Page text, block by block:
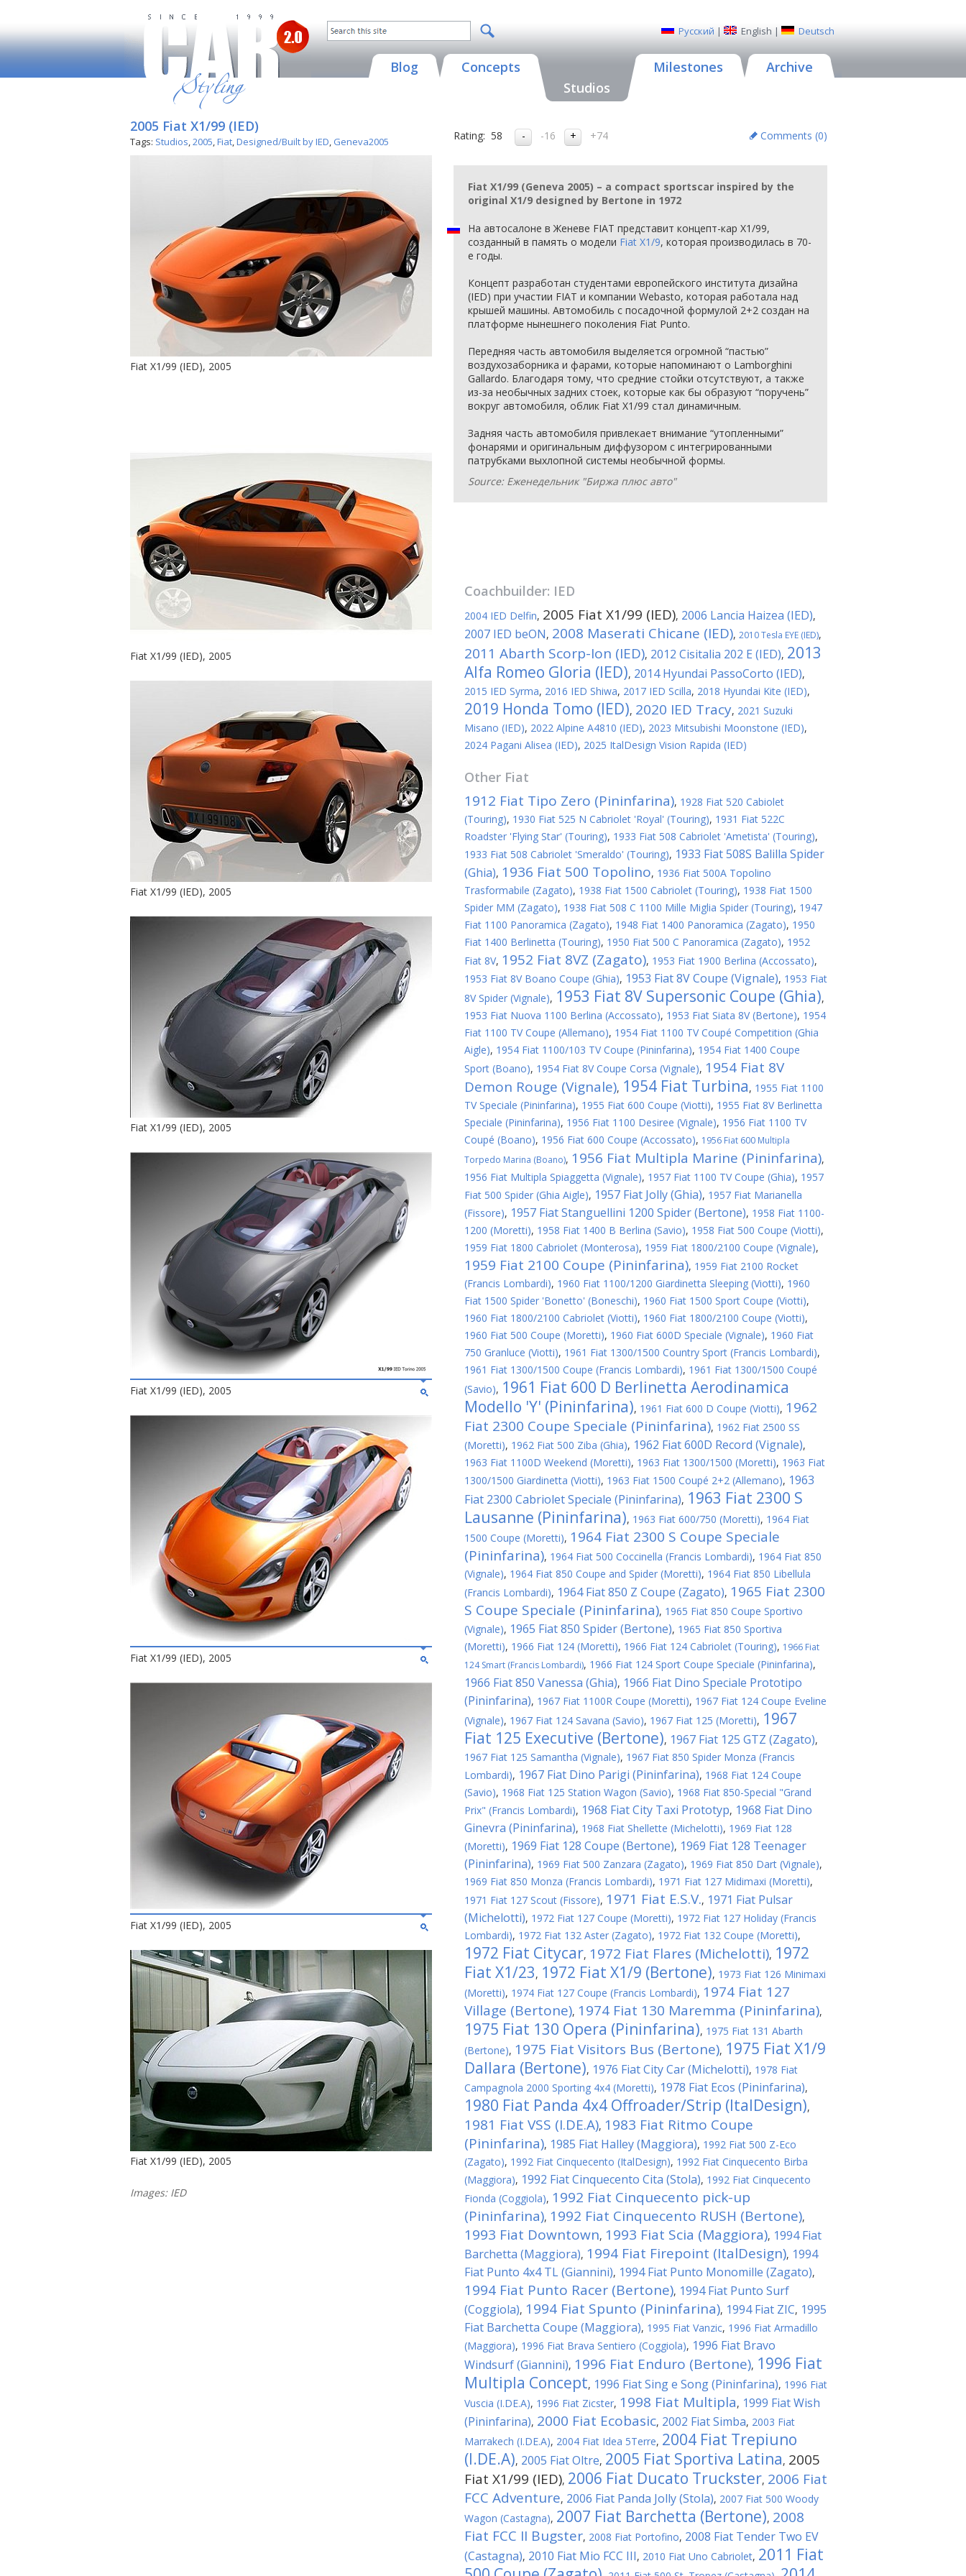
Русский | English | Deutsch
Blog
Concepts
Studios
Milestones Archive
2005 Fiat X1/99 (IED)
Tags: Studios,2005,Fiat,Designed/Built by IED, Geneva2005
Fiat X1/99 (IED), 2005
Fiat X1/99 (IED), 2005
Fiat X1/99 (IED), 2005
Fiat X1/99 (IED), 2005
Fiat X1/99 (IED), 2005
Fiat X1/99 (IED), 2005
Fiat X1/99 (IED), 2005
Fiat X1/99 (IED), 2005
Images: IED
Rating: 58 -16 +74 Comments (0)
Fiat X1/99 (Geneva 2005) – a compact sportscar inspired by the
original X1/9 designed by Bertone in 1972
На автосалоне в Женеве FIAT представит концепт-кар X1/99,
созданный в память о модели Fiat X1/9, которая производилась в 70-
е годы.
Концепт разработан студентами европейского института дизайна
(IED) при участии FIAT и компании Webasto, которая работала над
крышей машины. Автомобиль с посадочной формулой 2+2 создан на
платформе нынешнего поколения Fiat Punto.
Передняя часть автомобиля выделяется огромной “пастью”
воздухозаборника и фарами, которые напоминают о Lamborghini
Gallardo. Благодаря тому, что средние стойки отсутствуют, а также
из-за необычных задних стоек, которые как бы образуют “поручень”
вокруг автомобиля, облик Fiat X1/99 стал динамичным.
Задняя часть автомобиля привлекает внимание “утопленными”
фонарями и оригинальным диффузором с интегрированными
патрубками выхлопной системы необычной формы.
Source: Еженедельник "Биржа плюс авто"
Coachbuilder: IED
2004 IED Delfin, 2005 Fiat X1/99 (IED), 2006 Lancia Haizea (IED),
2007 IED beON, 2008 Maserati Chicane (IED), 2010 Tesla EYE (IED),
2011 Abarth Scorp-Ion (IED), 2012 Cisitalia 202 E (IED), 2013
Alfa Romeo Gloria (IED), 2014 Hyundai PassoCorto (IED),
2015 IED Syrma, 2016 IED Shiwa, 2017 IED Scilla, 2018 Hyundai Kite (IED),
2019 Honda Tomo (IED), 2020 IED Tracy, 2021 Suzuki
Misano (IED), 2022 Alpine A4810 (IED), 2023 Mitsubishi Moonstone (IED),
2024 Pagani Alisea (IED), 2025 ItalDesign Vision Rapida (IED)
Other Fiat
1912 Fiat Tipo Zero (Pininfarina), 1928 Fiat 520 Cabiolet
(Touring), 1930 Fiat 525 N Cabriolet 'Royal' (Touring), 1931 Fiat 522C
Roadster 'Flying Star' (Touring), 1933 Fiat 508 Cabriolet 'Ametista' (Touring),
1933 Fiat 508 Cabriolet 'Smeraldo' (Touring), 1933 Fiat 508S Balilla Spider
(Ghia), 1936 Fiat 500 Topolino, 1936 Fiat 500A Topolino
Trasformabile (Zagato), 1938 Fiat 1500 Cabriolet (Touring), 1938 Fiat 1500
Spider MM (Zagato), 1938 Fiat 508 C 1100 Mille Miglia Spider (Touring), 1947
Fiat 1100 Panoramica (Zagato), 1948 Fiat 1400 Panoramica (Zagato), 1950
Fiat 1400 Berlinetta (Touring), 1950 Fiat 500 C Panoramica (Zagato), 1952
Fiat 8V, 1952 Fiat 8VZ (Zagato), 1953 Fiat 1900 Berlina (Accossato),
1953 Fiat 8V Boano Coupe (Ghia), 1953 Fiat 8V Coupe (Vignale), 1953 Fiat
8V Spider (Vignale), 1953 Fiat 8V Supersonic Coupe (Ghia),
1953 Fiat Nuova 1100 Berlina (Accossato), 1953 Fiat Siata 8V (Bertone), 1954
Fiat 1100 TV Coupe (Allemano), 1954 Fiat 1100 TV Coupé Competition (Ghia
Aigle), 1954 Fiat 1100/103 TV Coupe (Pininfarina), 1954 Fiat 1400 Coupe
Sport (Boano), 1954 Fiat 8V Coupe Corsa (Vignale), 1954 Fiat 8V
Demon Rouge (Vignale), 1954 Fiat Turbina, 1955 Fiat 1100
TV Speciale (Pininfarina), 1955 Fiat 600 Coupe (Viotti), 1955 Fiat 8V Berlinetta
Speciale (Pininfarina), 1956 Fiat 1100 Desiree (Vignale), 1956 Fiat 1100 TV
Coupé (Boano), 1956 Fiat 600 Coupe (Accossato), 1956 Fiat 600 Multipla
Torpedo Marina (Boano), 1956 Fiat Multipla Marine (Pininfarina),
1956 Fiat Multipla Spiaggetta (Vignale), 1957 Fiat 1100 TV Coupe (Ghia), 1957
Fiat 500 Spider (Ghia Aigle), 1957 Fiat Jolly (Ghia), 1957 Fiat Marianella
(Fissore), 1957 Fiat Stanguellini 1200 Spider (Bertone), 1958 Fiat 1100-
1200 (Moretti), 1958 Fiat 1400 B Berlina (Savio), 1958 Fiat 500 Coupe (Viotti),
1959 Fiat 1800 Cabriolet (Monterosa), 1959 Fiat 1800/2100 Coupe (Vignale),
1959 Fiat 2100 Coupe (Pininfarina), 1959 Fiat 2100 Rocket
(Francis Lombardi), 1960 Fiat 1100/1200 Giardinetta Sleeping (Viotti), 1960
Fiat 1500 Spider 'Bonetto' (Boneschi), 1960 Fiat 1500 Sport Coupe (Viotti),
1960 Fiat 1800/2100 Cabriolet (Viotti), 1960 Fiat 1800/2100 Coupe (Viotti),
1960 Fiat 500 Coupe (Moretti), 1960 Fiat 600D Speciale (Vignale), 1960 Fiat
750 Granluce (Viotti), 1961 Fiat 1300/1500 Country Sport (Francis Lombardi),
1961 Fiat 1300/1500 Coupe (Francis Lombardi), 1961 Fiat 1300/1500 Coupé
(Savio), 1961 Fiat 600 D Berlinetta Aerodinamica
Modello 'Y' (Pininfarina), 1961 Fiat 600 D Coupe (Viotti), 1962
Fiat 2300 Coupe Speciale (Pininfarina), 1962 Fiat 2500 SS
(Moretti), 1962 Fiat 500 Ziba (Ghia), 1962 Fiat 600D Record (Vignale),
1963 Fiat 1100D Weekend (Moretti), 1963 Fiat 1300/1500 (Moretti), 1963 Fiat
1300/1500 Giardinetta (Viotti), 1963 Fiat 1500 Coupé 2+2 (Allemano), 1963
Fiat 2300 Cabriolet Speciale (Pininfarina), 1963 Fiat 2300 S
Lausanne (Pininfarina), 1963 Fiat 600/750 (Moretti), 1964 Fiat
1500 Coupe (Moretti), 1964 Fiat 2300 S Coupe Speciale
(Pininfarina), 1964 Fiat 500 Coccinella (Francis Lombardi), 1964 Fiat 850
(Vignale), 1964 Fiat 850 Coupe and Spider (Moretti), 1964 Fiat 850 Libellula
(Francis Lombardi), 1964 Fiat 850 Z Coupe (Zagato), 1965 Fiat 2300
S Coupe Speciale (Pininfarina), 1965 Fiat 850 Coupe Sportivo
(Vignale), 1965 Fiat 850 Spider (Bertone), 1965 Fiat 850 Sportiva
(Moretti), 1966 Fiat 124 (Moretti), 1966 Fiat 124 Cabriolet (Touring), 1966 Fiat
124 Smart (Francis Lombardi), 1966 Fiat 124 Sport Coupe Speciale (Pininfarina),
1966 Fiat 850 Vanessa (Ghia), 1966 Fiat Dino Speciale Prototipo
(Pininfarina), 1967 Fiat 1100R Coupe (Moretti), 1967 Fiat 124 Coupe Eveline
(Vignale), 1967 Fiat 124 Savana (Savio), 1967 Fiat 125 (Moretti), 1967
Fiat 125 Executive (Bertone), 1967 Fiat 125 GTZ (Zagato),
1967 Fiat 125 Samantha (Vignale), 1967 Fiat 850 Spider Monza (Francis
Lombardi), 1967 Fiat Dino Parigi (Pininfarina), 1968 Fiat 124 Coupe
(Savio), 1968 Fiat 125 Station Wagon (Savio), 1968 Fiat 850-Special "Grand
Prix" (Francis Lombardi), 1968 Fiat City Taxi Prototyp, 1968 Fiat Dino
Ginevra (Pininfarina), 1968 Fiat Shellette (Michelotti), 1969 Fiat 128
(Moretti), 1969 Fiat 128 Coupe (Bertone), 1969 Fiat 128 Teenager
(Pininfarina), 1969 Fiat 500 Zanzara (Zagato), 1969 Fiat 850 Dart (Vignale),
1969 Fiat 850 Monza (Francis Lombardi), 1971 Fiat 127 Midimaxi (Moretti),
1971 Fiat 127 Scout (Fissore), 1971 Fiat E.S.V., 1971 Fiat Pulsar
(Michelotti), 1972 Fiat 127 Coupe (Moretti), 1972 Fiat 127 Holiday (Francis
Lombardi), 1972 Fiat 132 Aster (Zagato), 1972 Fiat 132 Coupe (Moretti),
1972 Fiat Citycar, 1972 Fiat Flares (Michelotti), 1972
Fiat X1/23, 1972 Fiat X1/9 (Bertone), 1973 Fiat 126 Minimaxi
(Moretti), 1974 Fiat 127 Coupe (Francis Lombardi), 1974 Fiat 127
Village (Bertone), 1974 Fiat 130 Maremma (Pininfarina),
1975 Fiat 130 Opera (Pininfarina), 1975 Fiat 131 Abarth
(Bertone), 1975 Fiat Visitors Bus (Bertone), 1975 Fiat X1/9
Dallara (Bertone), 1976 Fiat City Car (Michelotti), 1978 Fiat
Campagnola 2000 Sporting 4x4 (Moretti), 1978 Fiat Ecos (Pininfarina),
1980 Fiat Panda 4x4 Offroader/Strip (ItalDesign),
1981 Fiat VSS (I.DE.A), 1983 Fiat Ritmo Coupe
(Pininfarina), 1985 Fiat Halley (Maggiora), 1992 Fiat 500 Z-Eco
(Zagato), 1992 Fiat Cinquecento (ItalDesign), 1992 Fiat Cinquecento Birba
(Maggiora), 1992 Fiat Cinquecento Cita (Stola), 1992 Fiat Cinquecento
Fionda (Coggiola), 1992 Fiat Cinquecento pick-up
(Pininfarina), 1992 Fiat Cinquecento RUSH (Bertone),
1993 Fiat Downtown, 1993 Fiat Scia (Maggiora), 1994 Fiat
Barchetta (Maggiora), 1994 Fiat Firepoint (ItalDesign), 1994
Fiat Punto 4x4 TL (Giannini), 1994 Fiat Punto Monomille (Zagato),
1994 Fiat Punto Racer (Bertone), 1994 Fiat Punto Surf
(Coggiola), 1994 Fiat Spunto (Pininfarina), 1994 Fiat ZIC, 1995
Fiat Barchetta Coupe (Maggiora), 1995 Fiat Vanzic, 1996 Fiat Armadillo
(Maggiora), 1996 Fiat Brava Sentiero (Coggiola), 1996 Fiat Bravo
Windsurf (Giannini), 1996 Fiat Enduro (Bertone), 1996 Fiat
Multipla Concept, 1996 Fiat Sing e Song (Pininfarina), 1996 Fiat
Vuscia (I.DE.A), 1996 Fiat Zicster, 1998 Fiat Multipla, 1999 Fiat Wish
(Pininfarina), 2000 Fiat Ecobasic, 2002 Fiat Simba, 2003 Fiat
Marrakech (I.DE.A), 2004 Fiat Idea 5Terre, 2004 Fiat Trepiuno
(I.DE.A), 2005 Fiat Oltre, 2005 Fiat Sportiva Latina, 2005
Fiat X1/99 (IED), 2006 Fiat Ducato Truckster, 2006 Fiat
FCC Adventure, 2006 Fiat Panda Jolly (Stola), 2007 Fiat 500 Woody
Wagon (Castagna), 2007 Fiat Barchetta (Bertone), 2008
Fiat FCC II Bugster, 2008 Fiat Portofino, 2008 Fiat Tender Two EV
(Castagna), 2010 Fiat Mio FCC III, 2010 Fiat Uno Cabriolet, 2011 Fiat